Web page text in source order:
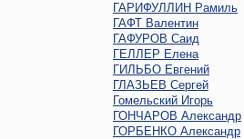
ГАРИФУЛЛИН Рамиль
ГАФТ Валентин
ГАФУРОВ Саид
ГЕЛЛЕР Елена
ГИЛЬБО Евгений
ГЛАЗЬЕВ Сергей
Гомельский Игорь
ГОНЧАРОВ Александр
ГОРБЕНКО Александр